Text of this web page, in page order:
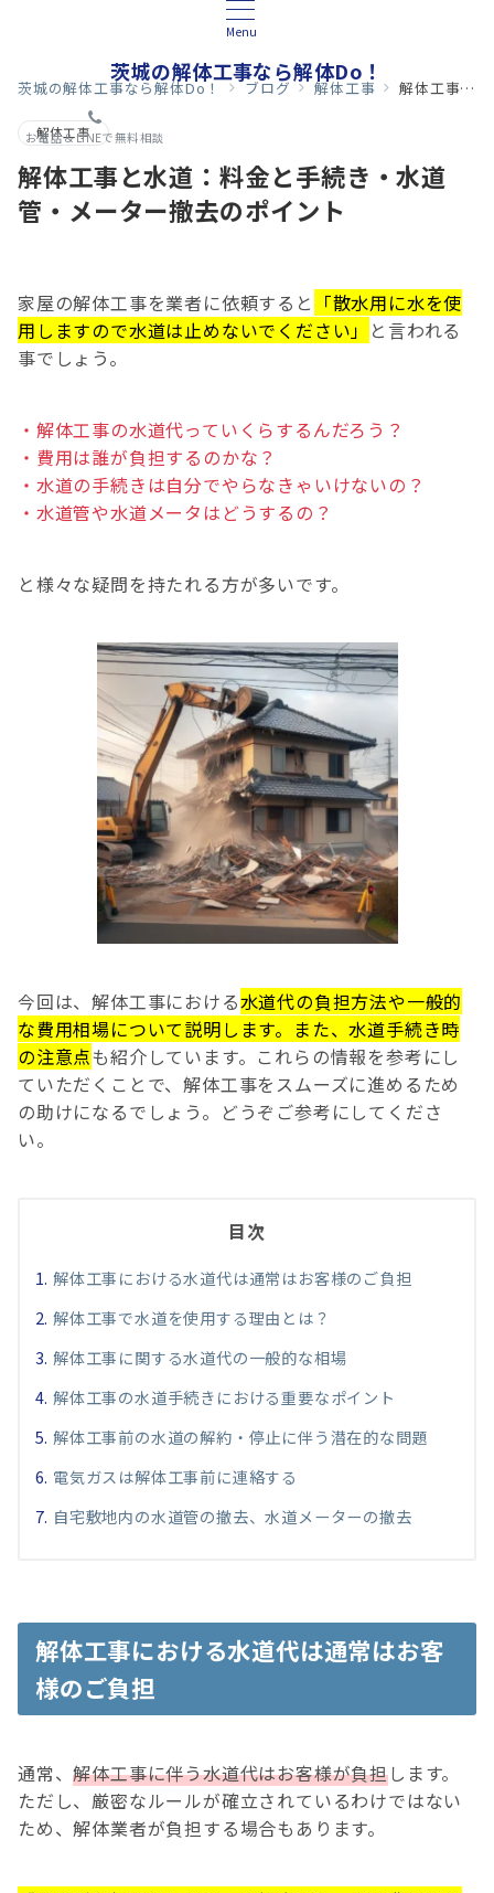
Menu
茨城の解体工事なら解体Do！
お電話＆LINEで無料相談
茨城の解体工事なら解体Do！ ブログ 解体工事 解体工事と水道：料金と手続き・水道管・メーター撤去のポイント
解体工事
解体工事と水道：料金と手続き・水道
管・メーター撤去のポイント
家屋の解体工事を業者に依頼すると 「散水用に水を使
用しますので水道は止めないでください」 と言われる
事でしょう。
・解体工事の水道代っていくらするんだろう？
・費用は誰が負担するのかな？
・水道の手続きは自分でやらなきゃいけないの？
・水道管や水道メータはどうするの？
と様々な疑問を持たれる方が多いです。
今回は、解体工事における水道代の負担方法や一般的
な費用相場について説明します。また、水道手続き時
の注意点も紹介しています。これらの情報を参考にし
ていただくことで、解体工事をスムーズに進めるため
の助けになるでしょう。どうぞご参考にしてくださ
い。
目次
解体工事における水道代は通常はお客様のご負担
解体工事で水道を使用する理由とは？
解体工事に関する水道代の一般的な相場
解体工事の水道手続きにおける重要なポイント
解体工事前の水道の解約・停止に伴う潜在的な問題
電気ガスは解体工事前に連絡する
自宅敷地内の水道管の撤去、水道メーターの撤去
解体工事における水道代は通常はお客
様のご負担
通常、解体工事に伴う水道代はお客様が負担します。
ただし、厳密なルールが確立されているわけではない
ため、解体業者が負担する場合もあります。